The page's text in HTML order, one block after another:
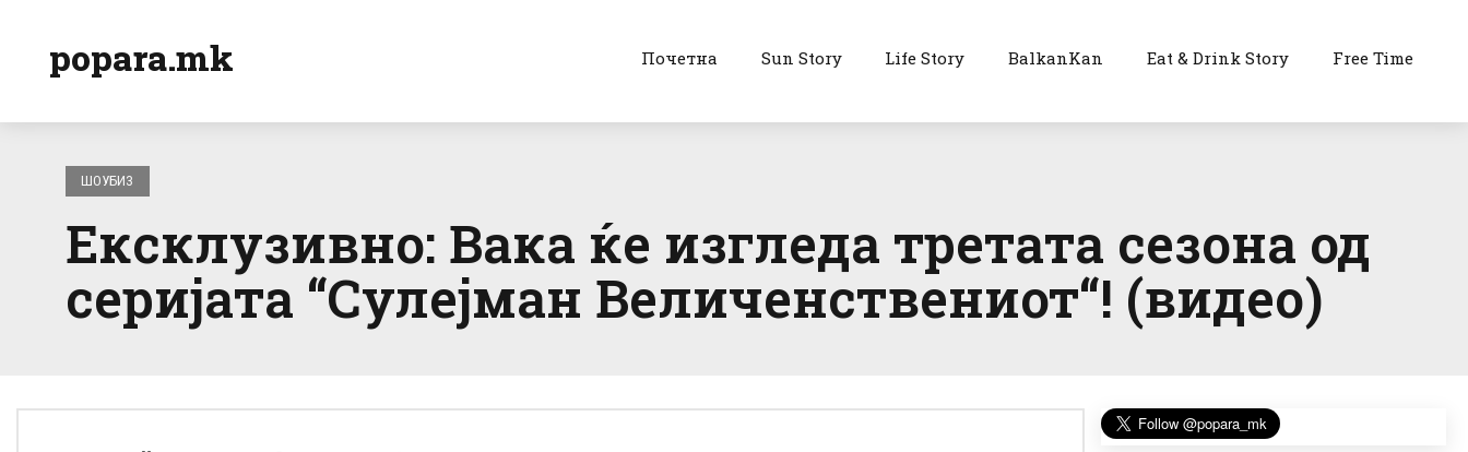
popara.mk Почетна Sun Story Life Story BalkanKan Eat & Drink Story Free Time
ШОУБИЗ
Ексклузивно: Вака ќе изгледа третата сезона од
серијата “Сулејман Величенствениот“! (видео)